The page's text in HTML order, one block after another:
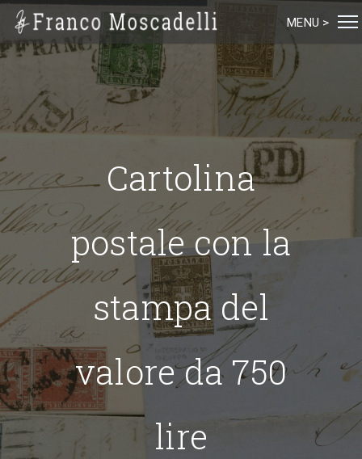
Cartolina
postale con la
stampa del
valore da 750
lire
MENU >